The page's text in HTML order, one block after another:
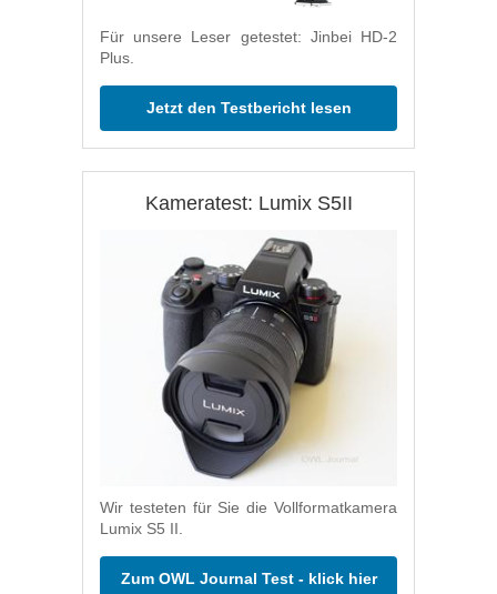
Für unsere Leser getestet: Jinbei HD-2
Plus.
Jetzt den Testbericht lesen
Kameratest: Lumix S5II
Wir testeten für Sie die Vollformatkamera
Lumix S5 II.
Zum OWL Journal Test - klick hier